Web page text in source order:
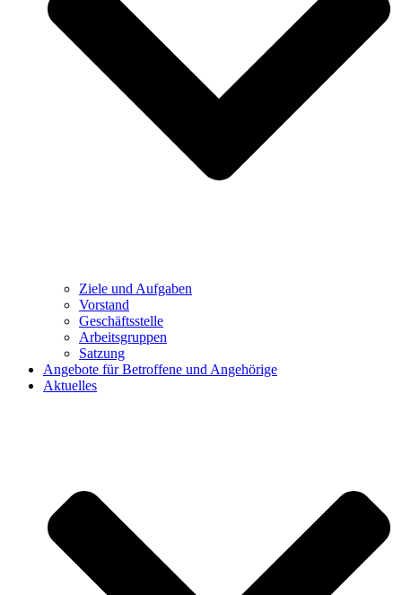
Ziele und Aufgaben
Vorstand
Geschäftsstelle
Arbeitsgruppen
Satzung
Angebote für Betroffene und Angehörige
Aktuelles